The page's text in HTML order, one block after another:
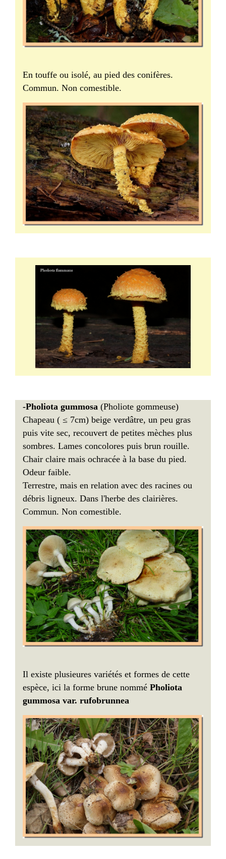
En touffe ou isolé, au pied des conifères.
Commun. Non comestible.
-Pholiota gummosa (Pholiote gommeuse)
Chapeau ( ≤ 7cm) beige verdâtre, un peu gras
puis vite sec, recouvert de petites mèches plus
sombres. Lames concolores puis brun rouille.
Chair claire mais ochracée à la base du pied.
Odeur faible.
Terrestre, mais en relation avec des racines ou
débris ligneux. Dans l'herbe des clairières.
Commun. Non comestible.
Il existe plusieures variétés et formes de cette
espèce, ici la forme brune nommé Pholiota
gummosa var. rufobrunnea